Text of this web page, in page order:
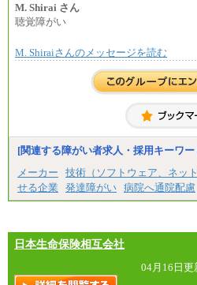
※上記に加え、所定
※試用期間中も給与
＜募集各社・全職種共
月給21万円以上～
※試用期間中の給与に
ます。
M. Shirai さん
聴覚障がい
M. Shiraiさんのメッセージを読む
[関連する障がい者求人・採用キーワ
メーカー
技術（ソフトウェア、ネッ
せる企業
発達障がい 病院へ通院配慮
日本生命保険相互会社
04月16日